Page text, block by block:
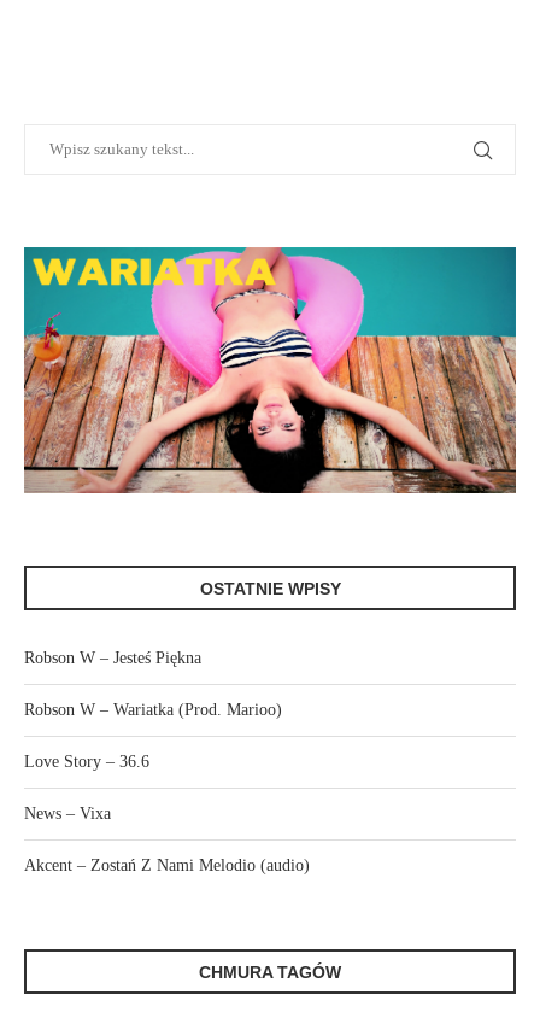
OSTATNIE WPISY
Robson W – Jesteś Piękna
Robson W – Wariatka (Prod. Marioo)
Love Story – 36.6
News – Vixa
Akcent – Zostań Z Nami Melodio (audio)
CHMURA TAGÓW